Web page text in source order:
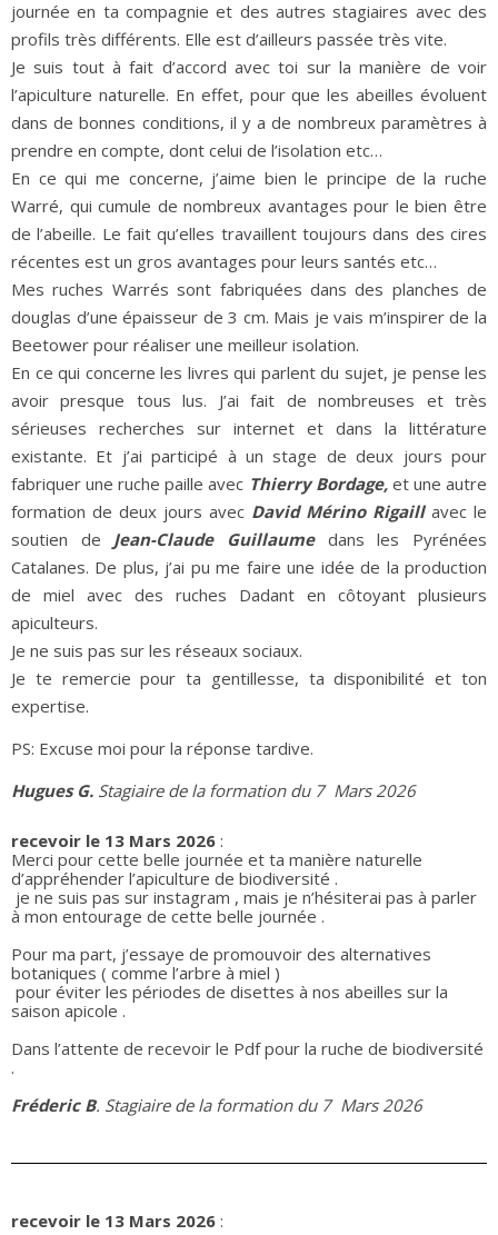
journée en ta compagnie et des autres stagiaires avec des
profils très différents. Elle est d’ailleurs passée très vite.
Je suis tout à fait d’accord avec toi sur la manière de voir
l’apiculture naturelle. En effet, pour que les abeilles évoluent
dans de bonnes conditions, il y a de nombreux paramètres à
prendre en compte, dont celui de l’isolation etc…
En ce qui me concerne, j’aime bien le principe de la ruche
Warré, qui cumule de nombreux avantages pour le bien être
de l’abeille. Le fait qu’elles travaillent toujours dans des cires
récentes est un gros avantages pour leurs santés etc…
Mes ruches Warrés sont fabriquées dans des planches de
douglas d’une épaisseur de 3 cm. Mais je vais m’inspirer de la
Beetower pour réaliser une meilleur isolation.
En ce qui concerne les livres qui parlent du sujet, je pense les
avoir presque tous lus. J’ai fait de nombreuses et très
sérieuses recherches sur internet et dans la littérature
existante. Et j’ai participé à un stage de deux jours pour
fabriquer une ruche paille avec Thierry Bordage,et une autre
formation de deux jours avec David Mérino Rigaillavec le
soutien de Jean-Claude Guillaume dans les Pyrénées
Catalanes. De plus, j’ai pu me faire une idée de la production
de miel avec des ruches Dadant en côtoyant plusieurs
apiculteurs.
Je ne suis pas sur les réseaux sociaux.
Je te remercie pour ta gentillesse, ta disponibilité et ton
expertise.
PS: Excuse moi pour la réponse tardive.
Hugues G. Stagiaire de la formation du 7 Mars 2026
recevoir le 13 Mars 2026 :
Merci pour cette belle journée et ta manière naturelle
d’appréhender l’apiculture de biodiversité .
je ne suis pas sur instagram , mais je n’hésiterai pas à parler
à mon entourage de cette belle journée .
Pour ma part, j’essaye de promouvoir des alternatives
botaniques ( comme l’arbre à miel )
pour éviter les périodes de disettes à nos abeilles sur la
saison apicole .
Dans l’attente de recevoir le Pdf pour la ruche de biodiversité
.
Fréderic B. Stagiaire de la formation du 7 Mars 2026
recevoir le 13 Mars 2026 :